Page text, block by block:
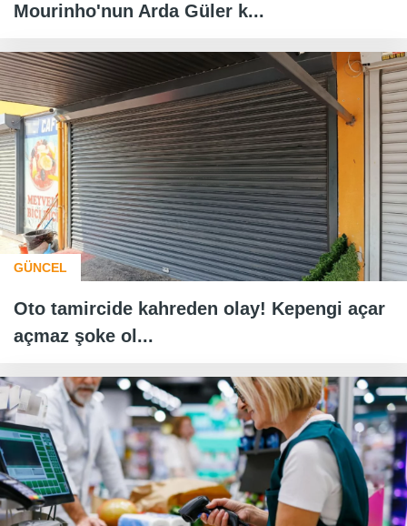
Mourinho'nun Arda Güler k...
GÜNCEL
Oto tamircide kahreden olay! Kepengi açar
açmaz şoke ol...